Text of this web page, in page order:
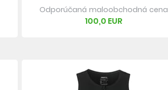
Odporúčaná maloobchodná cena
100,0 EUR